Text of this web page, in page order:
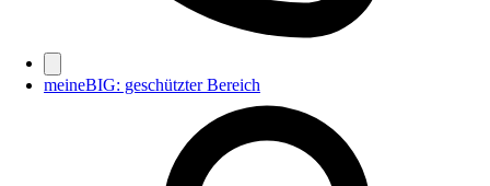
meineBIG: geschützter Bereich